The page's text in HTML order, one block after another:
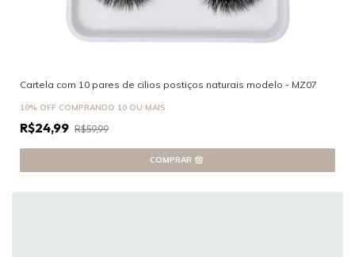
Cartela com 10 pares de cilios postiços naturais modelo - MZ07
10% OFF COMPRANDO 10 OU MAIS
R$24,99 R$59,99